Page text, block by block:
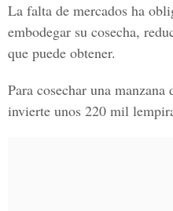
La falta de mercados ha
embodegar su cosecha,
que puede obtener.
Para cosechar una
invierte unos 220 mil